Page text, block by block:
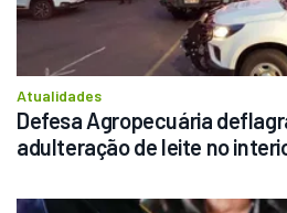
Atualidades
Defesa Agropecuária
adulteração de leite no